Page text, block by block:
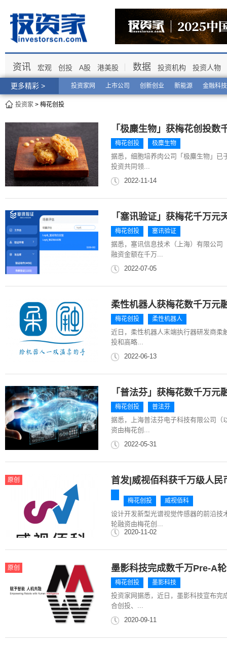
更多精彩 > 投资家网 上市公司 创新创业 新能源 金融科技
资讯 宏观 创投 A股 港美股 数据 投资机构 投资人物
投资家 > 梅花创投
「极麋生物」获梅花创投数
梅花创投 极麋生物
据悉，细胞培养肉公司「极麋生物」已
投资共同领...
2022-11-14
「塞讯验证」获梅花千万元
梅花创投 塞讯验证
据悉，塞讯信息技术（上海）有限公司
融资金额在千万...
2022-07-05
柔性机器人获梅花数千万元
梅花创投 柔性机器人
近日，柔性机器人末端执行器研发商柔
投和高略...
2022-06-13
「普法芬」获梅花数千万
梅花创投 普法芬
据悉，上海普法芬电子科技有限公司（
资由梅花创...
2022-05-31
原创 首发|威视佰科获千万级人
梅花创投 威视佰科
设计开发新型光谱视觉传感器的前沿
轮融资由梅花创...
2020-11-02
原创 墨影科技完成数千万Pre-A
梅花创投 墨影科技
投资家网据悉，近日，墨影科技宣布完
合创投、...
2020-09-11